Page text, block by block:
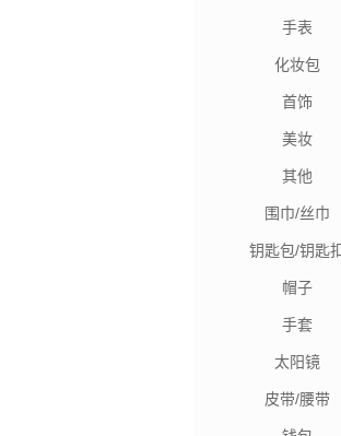
手表
化妆包
首饰
美妆
其他
围巾/丝巾
钥匙包/钥匙
帽子
手套
太阳镜
皮带/腰带